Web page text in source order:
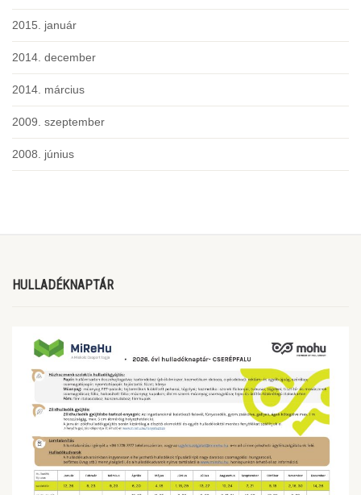
2015. január
2014. december
2014. március
2009. szeptember
2008. június
HULLADÉKNAPTÁR